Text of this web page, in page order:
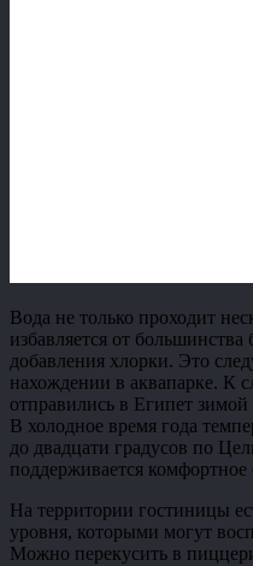
Вода не только проходит
избавляется от большинства
добавления хлорки. Это
нахождении в аквапарке. К
отправились в Египет
В холодное время года
до двадцати градусов по
поддерживается комфортное
На территории гостиницы
уровня, которыми могут
Можно перекусить в